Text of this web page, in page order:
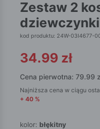
zestaw 2 koszulek dla
dziewczynki
kod produktu: 24W-03I4677-
34.99 zł
Cena pierwotna: 79.99
Najniższa cena w ciągu
+ 40 %
kolor: błękitny